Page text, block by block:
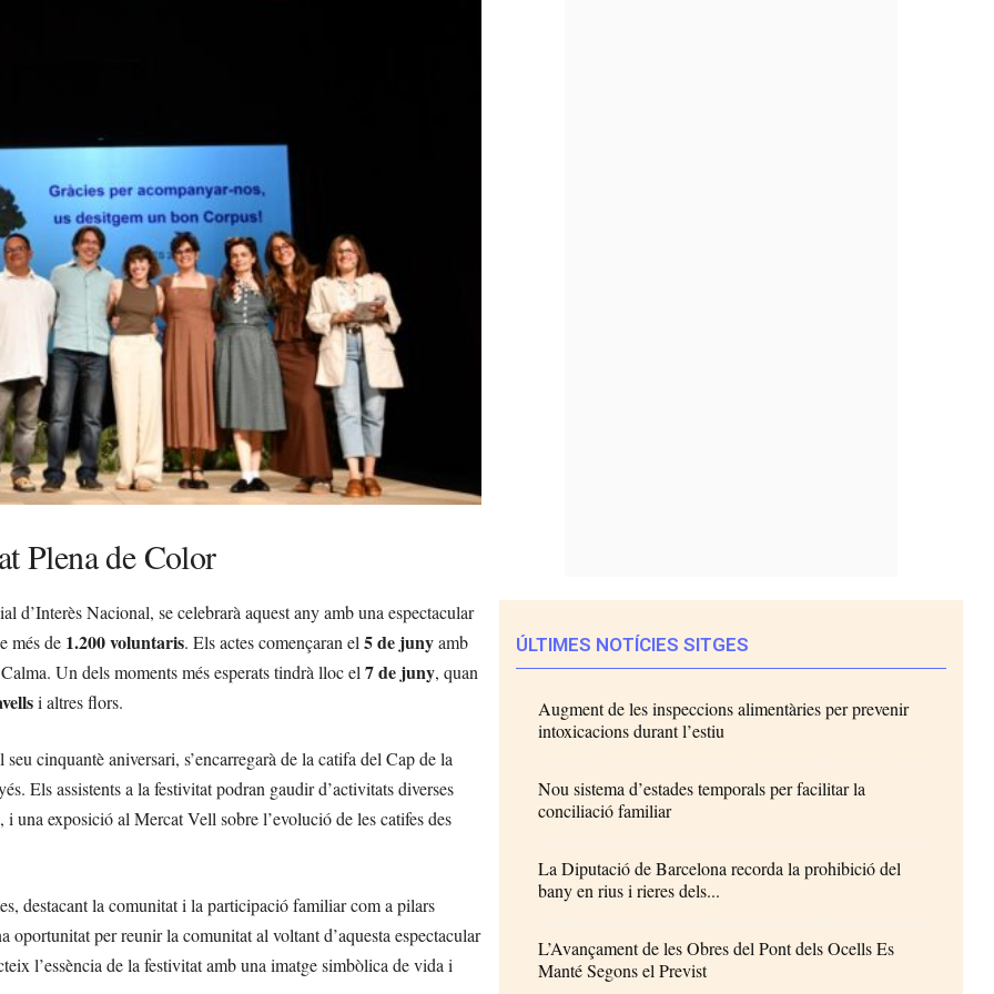
Plena de Color
d’Interès Nacional, se celebrarà aquest any amb una espectacular
més de 1.200 voluntaris. Els actes començaran el 5 de junyamb
Un dels moments més esperats tindrà lloc el 7 de juny, quan
i altres flors.
cinquantè aniversari, s’encarregarà de la catifa del Cap de la
Els assistents a la festivitat podran gaudir d’activitats diverses
una exposició al Mercat Vell sobre l’evolució de les catifes des
destacant la comunitat i la participació familiar com a pilars
per reunir la comunitat al voltant d’aquesta espectacular
l’essència de la festivitat amb una imatge simbòlica de vida i
ÚLTIMES NOTÍCIES SITGES
Augment de les inspeccions alimentàries per prevenir
intoxicacions durant l’estiu
Nou sistema d’estades temporals per facilitar la
conciliació familiar
La Diputació de Barcelona recorda la prohibició del
bany en rius i rieres dels...
L’Avançament de les Obres del Pont dels Ocells Es
Manté Segons el Previst